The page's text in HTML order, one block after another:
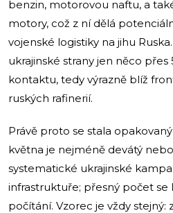
benzin, motorovou naftu, a
motory, což z ní dělá
vojenské logistiky na jihu
ukrajinské strany jen něco
kontaktu, tedy výrazně blíž
ruských rafinerií.
Právě proto se stala
května je nejméně devátý
systematické ukrajinské
infrastruktuře; přesný počet
počítání. Vzorec je vždy stejný: